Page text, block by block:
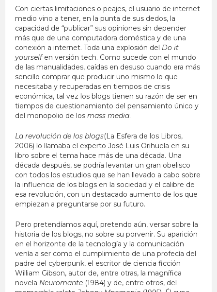
Con ciertas limitaciones o peajes, el usuario de internet
medio vino a tener, en la punta de sus dedos, la
capacidad de “publicar” sus opiniones sin depender
más que de una computadora doméstica y de una
conexión a internet. Toda una explosión del Do it
yourselfen versión tech. Como sucede con el mundo
de las manualidades, caídas en desuso cuando era más
sencillo comprar que producir uno mismo lo que
necesitaba y recuperadas en tiempos de crisis
económica, tal vez los blogs tienen su razón de ser en
tiempos de cuestionamiento del pensamiento único y
del monopolio de los mass media.
La revolución de los blogs(La Esfera de los Libros,
2006) lo llamaba el experto José Luis Orihuela en su
libro sobre el tema hace más de una década. Una
década después, se podría levantar un gran obelisco
con todos los estudios que se han llevado a cabo sobre
la influencia de los blogs en la sociedad y el calibre de
esa revolución, con un destacado aumento de los que
empiezan a preguntarse por su futuro.
Pero pretendíamos aquí, pretendo aún, versar sobre la
historia de los blogs, no sobre su porvenir. Su aparición
en el horizonte de la tecnología y la comunicación
venía a ser como el cumplimiento de una profecía del
padre del cyberpunk, el escritor de ciencia ficción
William Gibson, autor de, entre otras, la magnífica
novela Neuromante (1984) y de, entre otros, del